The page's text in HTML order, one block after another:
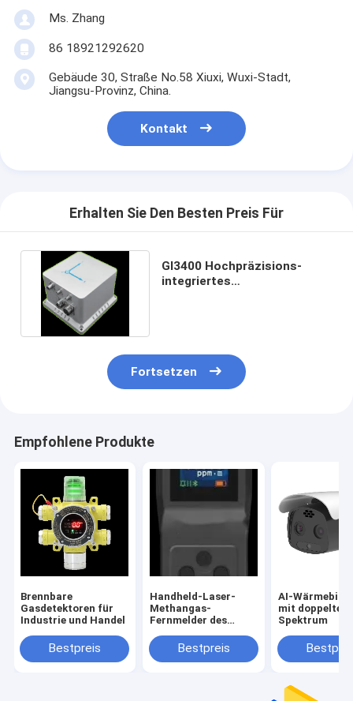
Ms. Zhang
86 18921292620
Gebäude 30, Straße No.58 Xiuxi, Wuxi-Stadt,
Jiangsu-Provinz, China.
Kontakt
Erhalten Sie Den Besten Preis Für
GI3400 Hochpräzisions-
integriertes
Fortsetzen
Empfohlene Produkte
Brennbare
Gasdetektoren für
Industrie und Handel
Bestpreis
Handheld-Laser-
Methangas-
Fernmelder des
Bestpreis
AI-
mit doppeltem
Spektrum